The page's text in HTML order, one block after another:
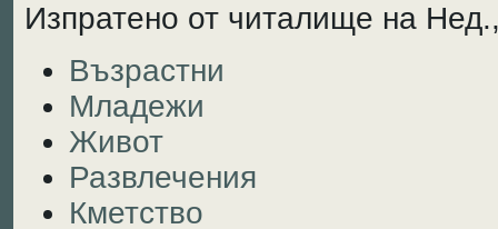
Изпратено от читалище на
Възрастни
Младежи
Живот
Развлечения
Кметство